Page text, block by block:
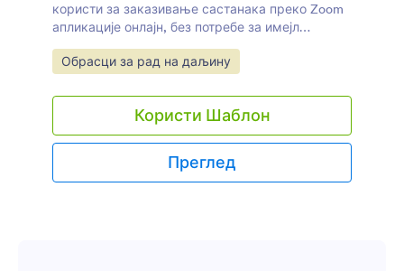
користи за заказивање састанака преко Zoom
апликације онлајн, без потребе за имејл
дописивањима или позивима. Са бесплатним
обрасцем за заказивање Zoom састанака
састанак бирајући доступан термин из твог
личног календара. Да почнеш, прилагоди
дизајн шаблона да се слаже са твојим
предузећем. Затим угради образац у свој сајт
или подели линк обрасца и почни са
Go to Category:
Обрасци за рад на даљину
Користи Шаблон
Преглед